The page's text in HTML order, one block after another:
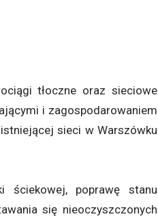
tłoczne oraz sieciowe
i zagospodarowaniem
sieci w Warszówku
ściekowej, poprawę stanu
się nieoczyszczonych